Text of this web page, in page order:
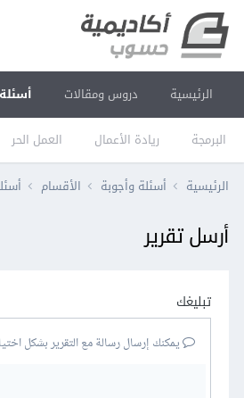
الرئيسية دروس ومقالات
البرمجة ريادة الأعمال العمل الحر
الرئيسية أسئلة وأجوبة الأقسام
أرسل تقرير
تبليغك
يمكنك إرسال رسالة مع التقرير بشكل